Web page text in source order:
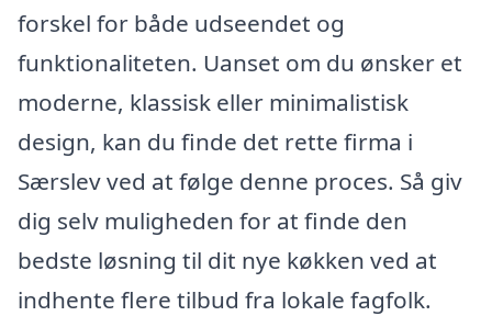
forskel for både udseendet og
funktionaliteten. Uanset om du ønsker et
moderne, klassisk eller minimalistisk
design, kan du finde det rette firma i
Særslev ved at følge denne proces. Så giv
dig selv muligheden for at finde den
bedste løsning til dit nye køkken ved at
indhente flere tilbud fra lokale fagfolk.